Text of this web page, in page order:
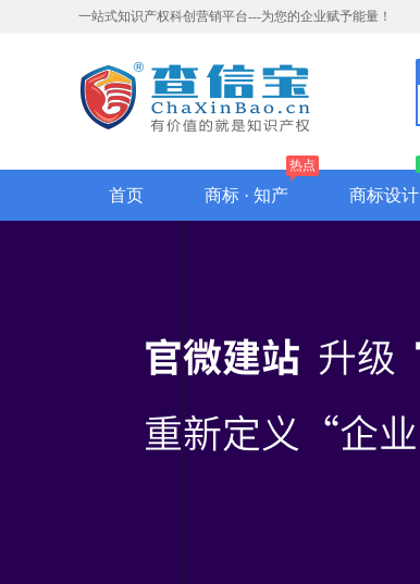
一站式知识产权科创营销平台---为您的企业赋予能量！
首页 商标 · 知产
热点
商标设计